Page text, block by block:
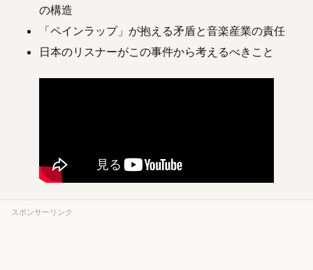
の構造
「ペインラップ」が抱える矛盾と音楽産業の責任
日本のリスナーがこの事件から考えるべきこと
スポンサーリンク